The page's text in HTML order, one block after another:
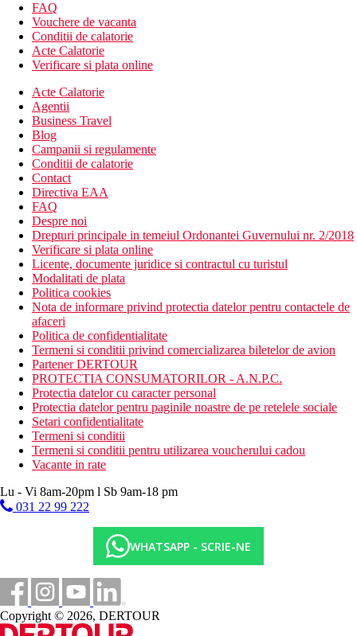
FAQ
Vouchere de vacanta
Conditii de calatorie
Acte Calatorie
Verificare si plata online
Acte Calatorie
Agentii
Business Travel
Blog
Campanii si regulamente
Conditii de calatorie
Contact
Directiva EAA
FAQ
Despre noi
Drepturi principale in temeiul Ordonantei Guvernului nr. 2/2018
Verificare si plata online
Licente, documente juridice si contractul cu turistul
Modalitati de plata
Politica cookies
Nota de informare privind protectia datelor pentru contactele de
afaceri
Politica de confidentialitate
Termeni si conditii privind comercializarea biletelor de avion
Partener DERTOUR
PROTECTIA CONSUMATORILOR - A.N.P.C.
Protectia datelor cu caracter personal
Protectia datelor pentru paginile noastre de pe retelele sociale
Setari confidentialitate
Termeni si conditii
Termeni si conditii pentru utilizarea voucherului cadou
Vacante in rate
Lu - Vi 8am-20pm l Sb 9am-18 pm
031 22 99 222
WHATSAPP - SCRIE-NE
Copyright © 2026, DERTOUR